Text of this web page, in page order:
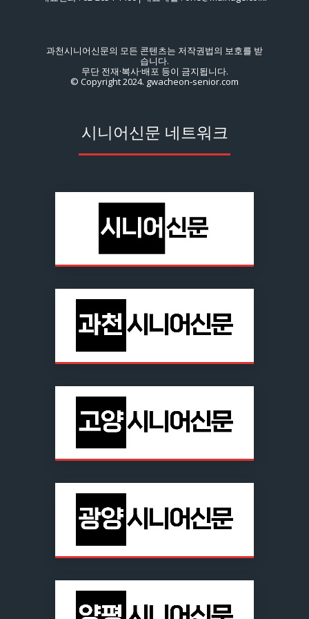
과천시니어신문의 모든 콘텐츠는 저작권법의 보호를 받
습니다.
무단 전재·복사·배포 등이 금지됩니다.
© Copyright 2024. gwacheon-senior.com
시니어신문 네트워크